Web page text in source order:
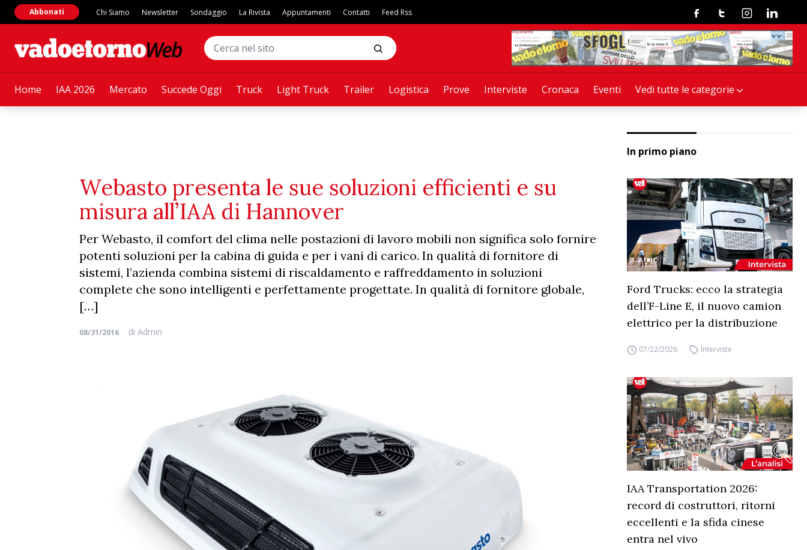
Home IAA 2026 Mercato Succede Oggi Truck Light Truck Trailer Logistica Prove Interviste Cronaca Eventi Vedi tutte le categorie
Abbonati Chi Siamo Newsletter Sondaggio La Rivista Appuntamenti Contatti Feed Rss FacebookTwitterInstagramLinkedin
Webasto presenta le sue soluzioni efficienti e su
misura all’IAA di Hannover
Per Webasto, il comfort del clima nelle postazioni di lavoro mobili non significa solo fornire
potenti soluzioni per la cabina di guida e per i vani di carico. In qualità di fornitore di
sistemi, l’azienda combina sistemi di riscaldamento e raffreddamento in soluzioni
complete che sono intelligenti e perfettamente progettate. In qualità di fornitore globale,
[…]
08/31/2016 di Admin
In primo piano
Ford Trucks: ecco la strategia
dell’F-Line E, il nuovo camion
elettrico per la distribuzione
07/22/2026 Interviste
IAA Transportation 2026:
record di costruttori, ritorni
eccellenti e la sfida cinese
entra nel vivo